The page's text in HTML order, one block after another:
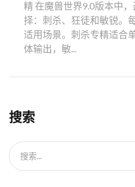
精 在魔兽世界9.0版本中
择：刺杀、狂徒和敏锐。
适用场景。刺杀专精适合
体输出，敏...
搜索
搜索...